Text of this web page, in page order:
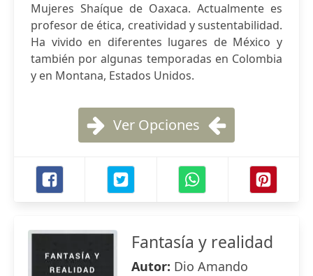
Mujeres Shaíque de Oaxaca. Actualmente es
profesor de ética, creatividad y sustentabilidad.
Ha vivido en diferentes lugares de México y
también por algunas temporadas en Colombia
y en Montana, Estados Unidos.
Ver Opciones
Fantasía y realidad
Autor: Dio Amando